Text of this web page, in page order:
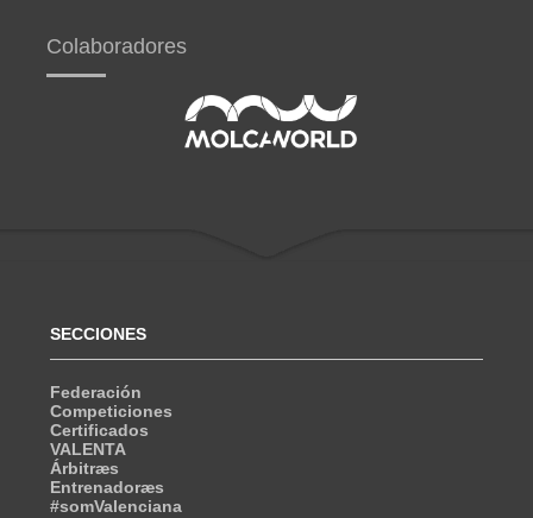
Colaboradores
SECCIONES
Federación
Competiciones
Certificados
VALENTA
Árbitræs
Entrenadoræs
#somValenciana